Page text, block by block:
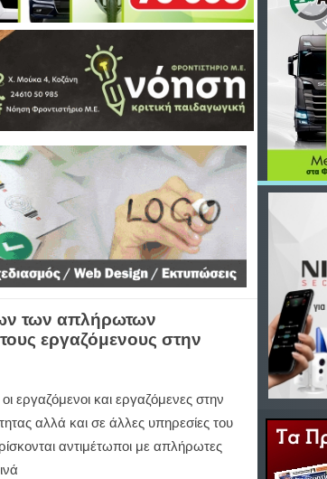
των απλήρωτων
εργαζόμενους στην
εργαζόμενοι και εργαζόμενες στην
αλλά και σε άλλες υπηρεσίες του
αντιμέτωποι με απλήρωτες